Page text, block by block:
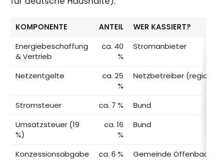
KOMPONENTE ANTEIL
WER KASSIERT?
Energiebeschaffung
& Vertrieb
ca. 40
%
Stromanbieter
Netzentgelte
ca. 25
%
Netzbetreiber
Stromsteuer ca. 7 %
Bund
Umsatzsteuer (19
%)
ca. 16
%
Bund
Konzessionsabgabe ca. 6 %
Gemeinde Offenbach